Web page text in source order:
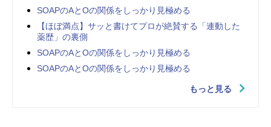
SOAPのAとOの関係をしっかり見極める
【ほぼ満点】サッと書けてプロが絶賛する「連動した
薬歴」の裏側
SOAPのAとOの関係をしっかり見極める
SOAPのAとOの関係をしっかり見極める
もっと見る